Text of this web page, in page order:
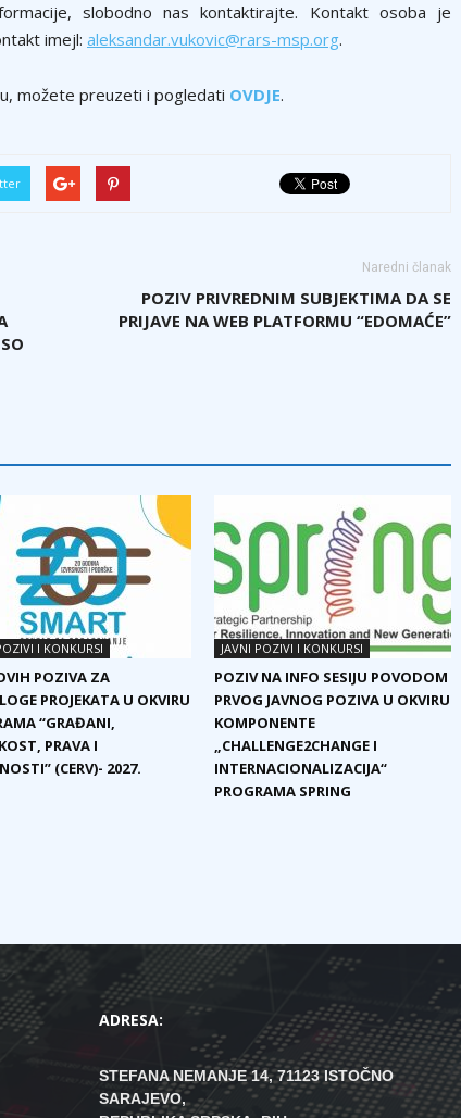
slobodno nas kontaktirajte. Kontakt osoba je
imejl: aleksandar.vukovic@rars-msp.org.
možete preuzeti i pogledati OVDJE.
Naredni članak
POZIV PRIVREDNIM SUBJEKTIMA DA SE
PRIJAVE NA WEB PLATFORMU “EDOMAĆE”
I KONKURSI
POZIVA ZA
PROJEKATA U OKVIRU
“GRAĐANI,
PRAVA I
(CERV)- 2027.
JAVNI POZIVI I KONKURSI
POZIV NA INFO SESIJU POVODOM
PRVOG JAVNOG POZIVA U OKVIRU
KOMPONENTE
„CHALLENGE2CHANGE I
INTERNACIONALIZACIJA“
PROGRAMA SPRING
ADRESA:
STEFANA NEMANJE 14, 71123 ISTOČNO
SARAJEVO,